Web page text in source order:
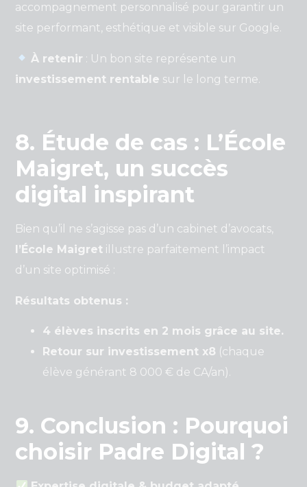
accompagnement personnalisé pour garantir un
site performant, esthétique et visible sur Google.
À retenir : Un bon site représente un
investissement rentable sur le long terme.
8. Étude de cas : L’École
Maigret, un succès
digital inspirant
Bien qu’il ne s’agisse pas d’un cabinet d’avocats,
l’École Maigret illustre parfaitement l’impact
d’un site optimisé :
Résultats obtenus :
4 élèves inscrits en 2 mois grâce au site.
Retour sur investissement x8 (chaque
élève générant 8 000 € de CA/an).
9. Conclusion : Pourquoi
choisir Padre Digital ?